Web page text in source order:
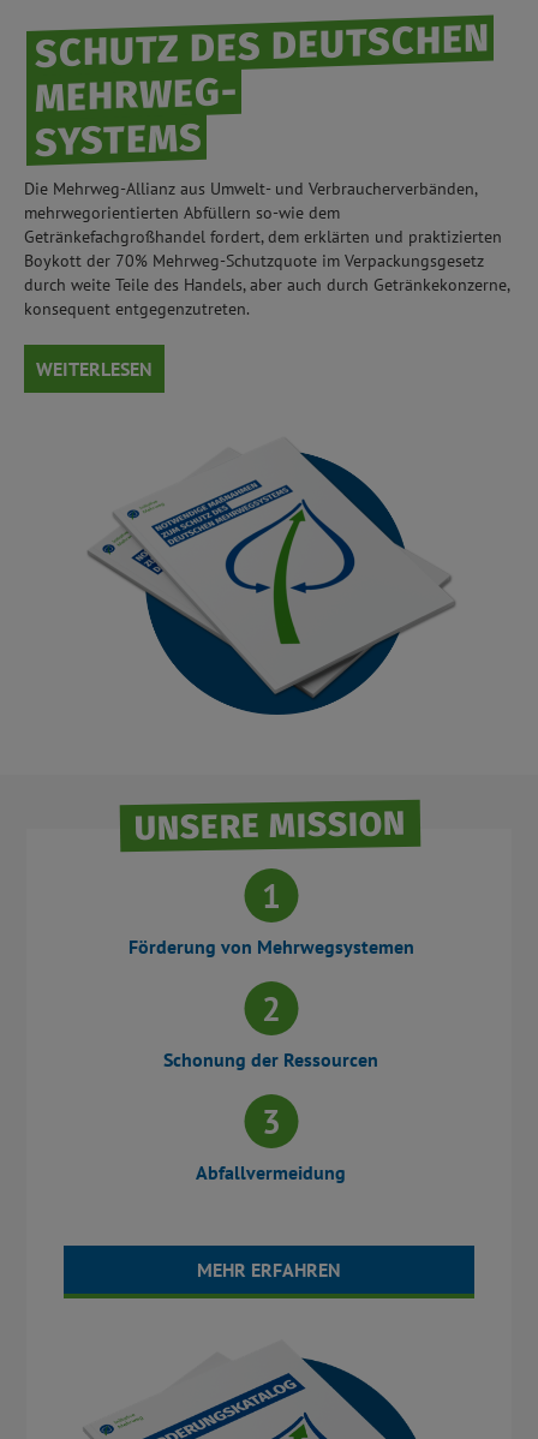
SCHUTZ DES DEUTSCHEN
MEHRWEG-
SYSTEMS
Die Mehrweg-Allianz aus Umwelt- und Verbraucherverbänden,
mehrwegorientierten Abfüllern so-wie dem
Getränkefachgroßhandel fordert, dem erklärten und praktizierten
Boykott der 70% Mehrweg-Schutzquote im Verpackungsgesetz
durch weite Teile des Handels, aber auch durch Getränkekonzerne,
konsequent entgegenzutreten.
WEITERLESEN
UNSERE MISSION
Förderung von Mehrwegsystemen
Schonung der Ressourcen
Abfallvermeidung
MEHR ERFAHREN